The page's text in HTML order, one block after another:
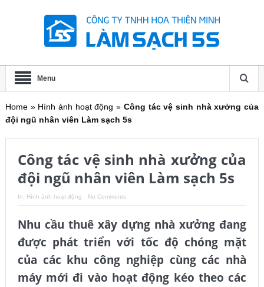
Menu
Home» Hình ảnh hoạt động » Công tác vệ sinh nhà xưởng của
đội ngũ nhân viên Làm sạch 5s
Công tác vệ sinh nhà xưởng của
đội ngũ nhân viên Làm sạch 5s
In: Hình ảnh hoạt động No Comments
Nhu cầu thuê xây dựng nhà xưởng đang
được phát triển với tốc độ chóng mặt
của các khu công nghiệp cùng các nhà
máy mới đi vào hoạt động kéo theo các